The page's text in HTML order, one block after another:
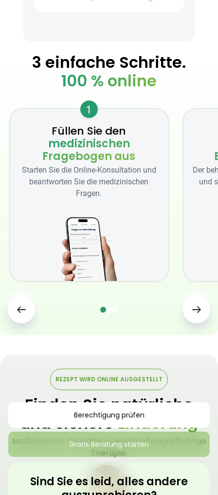
3 einfache Schritte.
100 % online
1
Füllen Sie den
medizinischen
Fragebogen aus
Starten Sie die Online-Konsultation und
beantworten Sie die medizinischen
Fragen.
Der
und
REZEPT WIRD ONLINE AUSGESTELLT
Finden Sie natürliche
und sichereLinderung
Medizinisches Cannabis – verschreibungspflichtige
Therapie.
Berechtigung prüfen
Gratis Beratung starten
Sind Sie es leid, alles andere